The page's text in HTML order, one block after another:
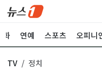
화 연예 스포츠 오피니
TV 정치